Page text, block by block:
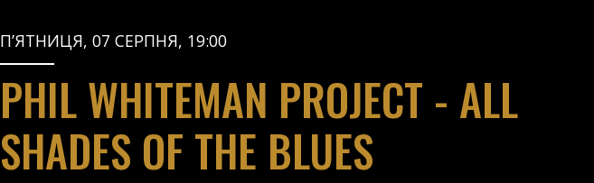
П’ЯТНИЦЯ, 07 СЕРПНЯ, 19:00
PHIL WHITEMAN PROJECT - ALL
SHADES OF THE BLUES